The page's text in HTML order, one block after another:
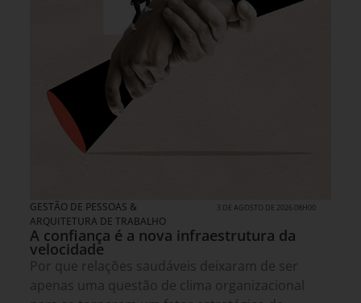
GESTÃO DE PESSOAS &
ARQUITETURA DE TRABALHO
3 DE AGOSTO DE 2026 08H00
A confiança é a nova infraestrutura da
velocidade
Por que relações saudáveis deixaram de ser
apenas uma questão de clima organizacional